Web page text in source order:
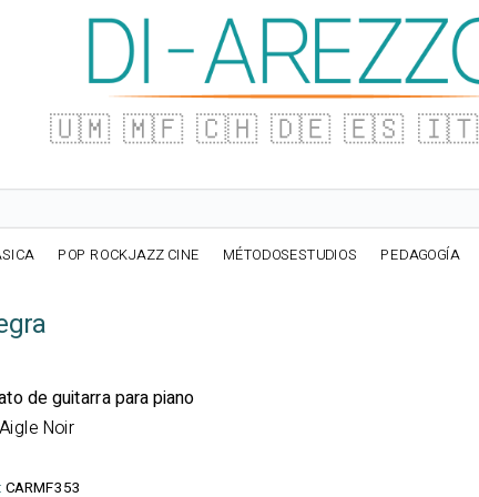
🇺🇲 🇲🇫 🇨🇭 🇩🇪 🇪🇸 🇮🇹
POP ROCKJAZZ CINE MÉTODOSESTUDIOS PEDAGOGÍA
de guitarra para piano
Noir
CARMF353